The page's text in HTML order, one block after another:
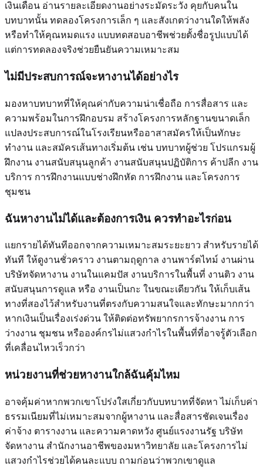
เงินเดือน อ่านรายละเอียดงานอย่างระมัดระวัง คุยกับคนใน
บทบาทนั้น ทดลองโครงการเล็ก ๆ และสังเกตว่างานใดให้พลัง
หรือทำให้คุณหมดแรง แบบทดสอบอาชีพช่วยตั้งชื่อรูปแบบได้
แต่การทดลองจริงช่วยยืนยันความเหมาะสม
ไม่มีประสบการณ์จะหางานได้อย่างไร
มองหาบทบาทที่ให้คุณค่ากับความน่าเชื่อถือ การสื่อสาร และ
ความพร้อมในการฝึกอบรม สร้างโครงการหลักฐานขนาดเล็ก
แปลงประสบการณ์ในโรงเรียนหรืออาสาสมัครให้เป็นทักษะ
ทำงาน และสมัครเส้นทางเริ่มต้น เช่น บทบาทผู้ช่วย โปรแกรมผู้
ฝึกงาน งานสนับสนุนลูกค้า งานสนับสนุนปฏิบัติการ ค้าปลีก งาน
บริการ การฝึกงานแบบช่างฝึกหัด การฝึกงาน และโครงการ
ชุมชน
ฉันหางานไม่ได้และต้องการเงิน ควรทำอะไรก่อน
แยกรายได้ทันทีออกจากความเหมาะสมระยะยาว สำหรับรายได้
ทันที ให้ดูงานชั่วคราว งานตามฤดูกาล งานพาร์ตไทม์ งานผ่าน
บริษัทจัดหางาน งานในแคมปัส งานบริการในพื้นที่ งานติว งาน
สนับสนุนการดูแล หรือ งานเป็นกะ ในขณะเดียวกัน ให้เก็บเส้น
ทางที่สองไว้สำหรับงานที่ตรงกับความสนใจและทักษะมากกว่า
หากเงินเป็นเรื่องเร่งด่วน ให้ติดต่อทรัพยากรการจ้างงาน การ
ว่างงาน ชุมชน หรือองค์กรไม่แสวงกำไรในพื้นที่ที่อาจรู้ตัวเลือก
ที่เคลื่อนไหวเร็วกว่า
หน่วยงานที่ช่วยหางานใกล้ฉันคุ้มไหม
อาจคุ้มค่าหากพวกเขาโปร่งใสเกี่ยวกับบทบาทที่จัดหา ไม่เก็บค่า
ธรรมเนียมที่ไม่เหมาะสมจากผู้หางาน และสื่อสารชัดเจนเรื่อง
ค่าจ้าง ตารางงาน และความคาดหวัง ศูนย์แรงงานรัฐ บริษัท
จัดหางาน สำนักงานอาชีพของมหาวิทยาลัย และโครงการไม่
แสวงกำไรช่วยได้คนละแบบ ถามก่อนว่าพวกเขาดูแล